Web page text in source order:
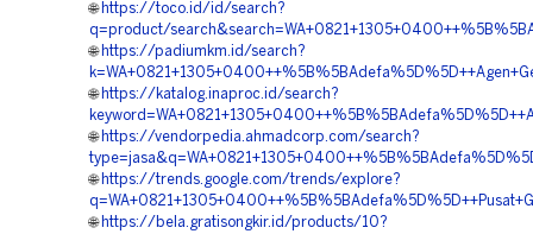
🌐 https://toco.id/id/search?
q=product/
🌐 https://padiumkm.id/search?
🌐 https://katalog.inaproc.id/search?
🌐 https://vendorpedia.ahmadcorp.com/search?
🌐 https://trends.google.com/trends/explore?
🌐 https://bela.gratisongkir.id/products/10?